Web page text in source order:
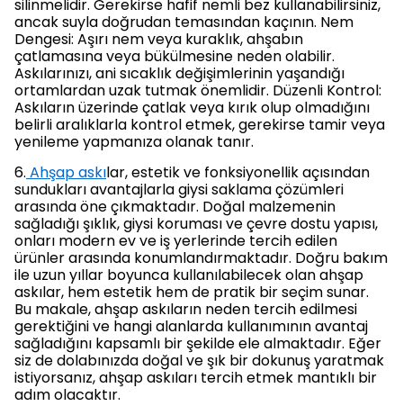
silinmelidir. Gerekirse hafif nemli bez kullanabilirsiniz,
ancak suyla doğrudan temasından kaçının. Nem
Dengesi: Aşırı nem veya kuraklık, ahşabın
çatlamasına veya bükülmesine neden olabilir.
Askılarınızı, ani sıcaklık değişimlerinin yaşandığı
ortamlardan uzak tutmak önemlidir. Düzenli Kontrol:
Askıların üzerinde çatlak veya kırık olup olmadığını
belirli aralıklarla kontrol etmek, gerekirse tamir veya
yenileme yapmanıza olanak tanır.
6. Ahşap askılar, estetik ve fonksiyonellik açısından
sundukları avantajlarla giysi saklama çözümleri
arasında öne çıkmaktadır. Doğal malzemenin
sağladığı şıklık, giysi koruması ve çevre dostu yapısı,
onları modern ev ve iş yerlerinde tercih edilen
ürünler arasında konumlandırmaktadır. Doğru bakım
ile uzun yıllar boyunca kullanılabilecek olan ahşap
askılar, hem estetik hem de pratik bir seçim sunar.
Bu makale, ahşap askıların neden tercih edilmesi
gerektiğini ve hangi alanlarda kullanımının avantaj
sağladığını kapsamlı bir şekilde ele almaktadır. Eğer
siz de dolabınızda doğal ve şık bir dokunuş yaratmak
istiyorsanız, ahşap askıları tercih etmek mantıklı bir
adım olacaktır.